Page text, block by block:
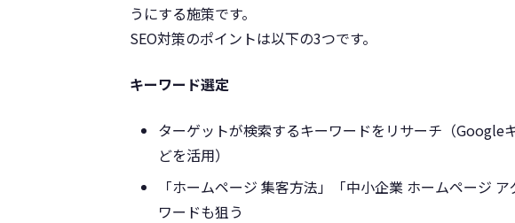
うにする施策です。
SEO対策のポイントは以下の3つです。
キーワード選定
ターゲットが検索するキーワードをリサーチ（
どを活用）
「ホームページ 集客方法」「中小企業 ホームページ
ワードも狙う